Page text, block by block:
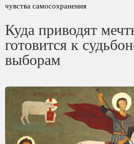
чувства самосохранения
Куда приводят
готовится к
выборам